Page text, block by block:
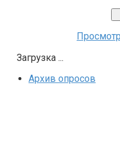
Загрузка ...
Архив опросов